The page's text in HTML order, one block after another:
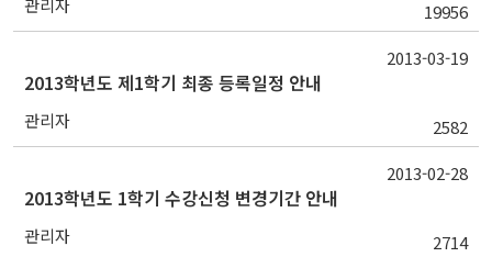
관리자 19956
2013학년도 제1학기 최종 등록일정 안내
관리자 2582
2013-03-19
2013학년도 1학기 수강신청 변경기간 안내
관리자 2714
2013-02-28